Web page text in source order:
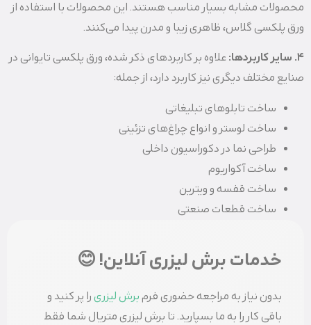
محصولات مشابه بسیار مناسب هستند. این محصولات با استفاده از
ورق پلکسی گلاس، ظاهری زیبا و مدرن پیدا می‌کنند.
4. سایر کاربردها:
علاوه بر کاربردهای ذکر شده، ورق پلکسی تایوانی در
صنایع مختلف دیگری نیز کاربرد دارد، از جمله:
ساخت تابلوهای تبلیغاتی
ساخت لوستر و انواع چراغ‌های تزئینی
طراحی نما در دکوراسیون داخلی
ساخت آکواریوم
ساخت قفسه و ویترین
ساخت قطعات صنعتی
خدمات برش لیزری آنلاین! 😊
بدون نیاز به مراجعه حضوری فرمبرش لیزریرا پر کنید و
باقی کار را به ما بسپارید. تا برش لیزری متریال شما فقط